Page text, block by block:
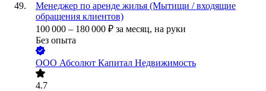
Менеджер по аренде жилья (Мытищи / входящие
обращения клиентов)
100 000 – 180 000 ₽ за месяц, на руки
Без опыта
ООО Абсолют Капитал Недвижимость
4.7